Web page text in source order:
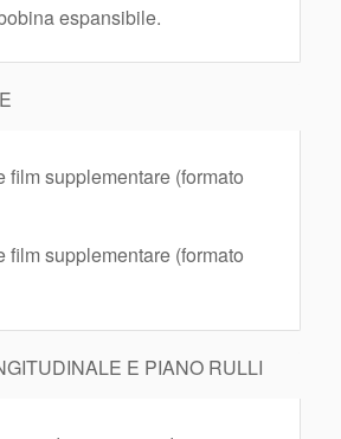
espansibile.
film supplementare (formato
film supplementare (formato
E PIANO RULLI